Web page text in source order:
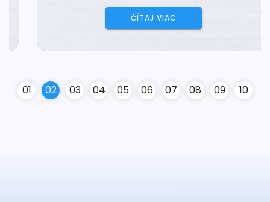
ČÍTAJ VIAC
01 02 03 04 05 06 07 08 09 10